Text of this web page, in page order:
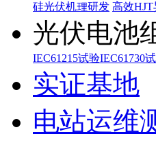
硅光伏机理研发 高效
光伏电池
IEC61215试验IEC61730
实证基地
电站运维